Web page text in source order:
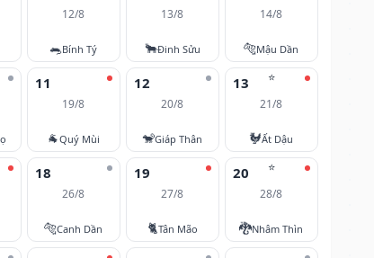
12/8
🐀Bính Tý
13/8
🐂Đinh Sửu
14/8
🐅Mậu Dần
11
19/8
🐐Quý Mùi
12
20/8
🐒Giáp Thân
⭐
13
21/8
🐓Ất Dậu
18
26/8
🐅Canh Dần
19
27/8
🐈Tân Mão
⭐
20
28/8
🐉Nhâm Thìn